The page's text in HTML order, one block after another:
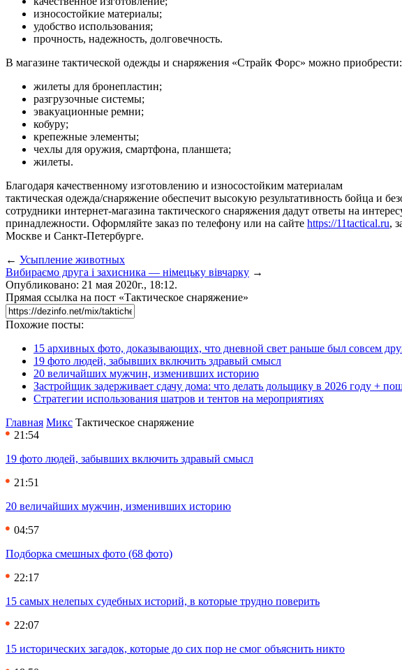
износостойкие материалы;
удобство использования;
прочность, надежность, долговечность.
В магазине тактической одежды и снаряжения «Страйк Форс» можно приобрести:
жилеты для бронепластин;
разгрузочные системы;
эвакуационные ремни;
кобуру;
крепежные элементы;
чехлы для оружия, смартфона, планшета;
жилеты.
Благодаря качественному изготовлению и износостойким материалам
тактическая одежда/снаряжение обеспечит высокую результативность бойца и
сотрудники интернет-магазина тактического снаряжения дадут ответы на
принадлежности. Оформляйте заказ по телефону или на сайте https://11tactical.ru,
Москве и Санкт-Петербурге.
← Усыпление животных
Вибираємо друга і захисника — німецьку вівчарку →
Опубликовано: 21 мая 2020г., 18:12.
Прямая ссылка на пост «Тактическое снаряжение»
Похожие посты:
15 архивных фото, доказывающих, что дневной свет раньше был совсем
19 фото людей, забывших включить здравый смысл
20 величайших мужчин, изменивших историю
Застройщик задерживает сдачу дома: что делать дольщику в 2026 году +
Стратегии использования шатров и тентов на мероприятиях
Главная Микс Тактическое снаряжение
21:54
19 фото людей, забывших включить здравый смысл
21:51
20 величайших мужчин, изменивших историю
04:57
Подборка смешных фото (68 фото)
22:17
15 самых нелепых судебных историй, в которые трудно поверить
22:07
15 исторических загадок, которые до сих пор не смог объяснить никто